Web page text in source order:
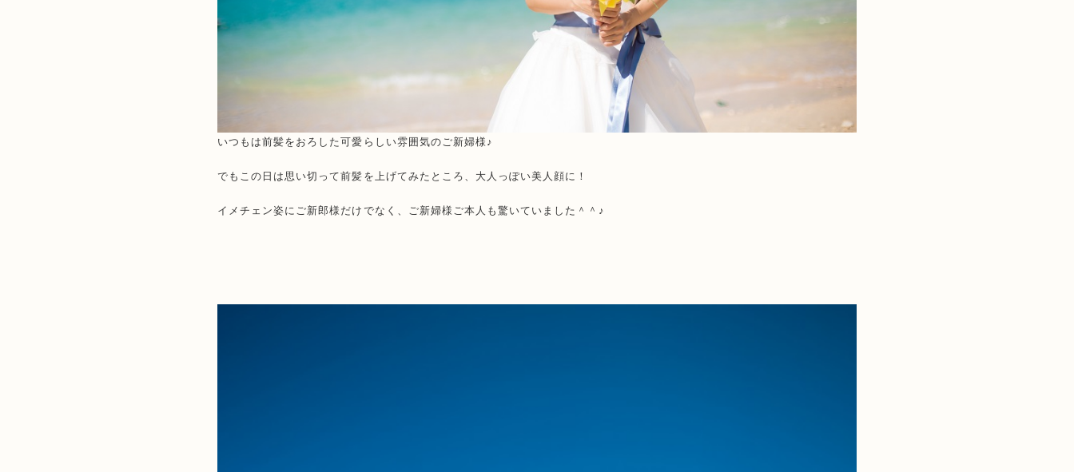
いつもは前髪をおろした可愛らしい雰囲気のご新婦様♪
でもこの日は思い切って前髪を上げてみたところ、大人っぽい美人顔に！
イメチェン姿にご新郎様だけでなく、ご新婦様ご本人も驚いていました＾＾♪